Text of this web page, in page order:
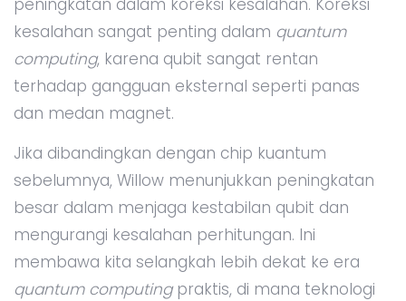
peningkatan dalam koreksi kesalahan. Koreksi
kesalahan sangat penting dalam quantum
computing, karena qubit sangat rentan
terhadap gangguan eksternal seperti panas
dan medan magnet.
Jika dibandingkan dengan chip kuantum
sebelumnya, Willow menunjukkan peningkatan
besar dalam menjaga kestabilan qubit dan
mengurangi kesalahan perhitungan. Ini
membawa kita selangkah lebih dekat ke era
quantum computingpraktis, di mana teknologi